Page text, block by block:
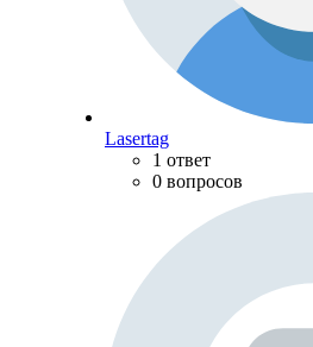
Lasertag
1 ответ
0 вопросов